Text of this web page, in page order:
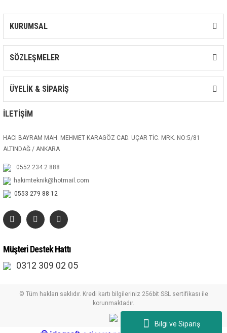
Bilgi ve Sipariş
KURUMSAL
SÖZLEŞMELER
ÜYELİK & SİPARİŞ
İLETİŞİM
HACI BAYRAM MAH. MEHMET KARAGÖZ CAD. UÇAR TİC. MRK. NO:5/81
ALTINDAĞ / ANKARA
0552 234 2 888
hakimteknik@hotmail.com
0553 279 88 12
Müşteri Destek Hattı
0312 309 02 05
© Tüm hakları saklıdır. Kredi kartı bilgileriniz 256bit SSL sertifikası ile
korunmaktadır.